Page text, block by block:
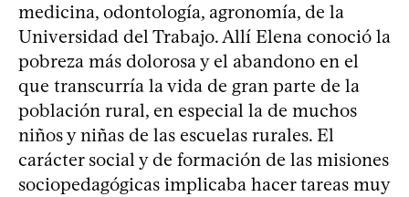
medicina, odontología, agronomía, de la
Universidad del Trabajo. Allí Elena conoció la
pobreza más dolorosa y el abandono en el
que transcurría la vida de gran parte de la
población rural, en especial la de muchos
niños y niñas de las escuelas rurales. El
carácter social y de formación de las misiones
sociopedagógicas implicaba hacer tareas muy